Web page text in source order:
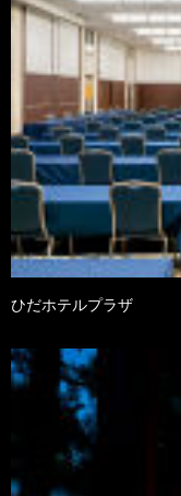
ひだホテルプラザ